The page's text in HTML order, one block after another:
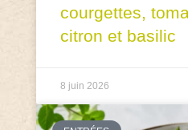
courgettes,
citron et basilic
8 juin 2026